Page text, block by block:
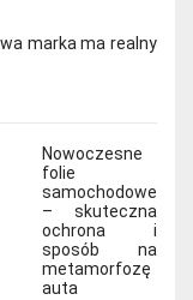
marka ma realny
Nowoczesne
folie
samochodowe
– skuteczna
ochrona i
sposób na
metamorfozę
auta